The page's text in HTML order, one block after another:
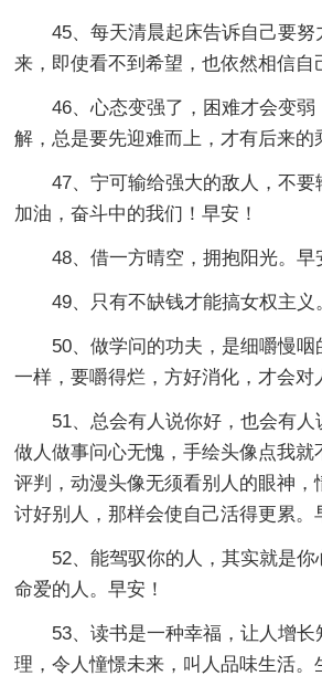
45、每天清晨起床告诉自己要
来，即使看不到希望，也依然相信自
46、心态变强了，困难才会变
解，总是要先迎难而上，才有后来的
47、宁可输给强大的敌人，不要
加油，奋斗中的我们！早安！
48、借一方晴空，拥抱阳光。早
49、只有不缺钱才能搞女权主义
50、做学问的功夫，是细嚼慢咽
一样，要嚼得烂，方好消化，才会对
51、总会有人说你好，也会有
做人做事问心无愧，手绘头像点我就
评判，动漫头像无须看别人的眼神，
讨好别人，那样会使自己活得更累。
52、能驾驭你的人，其实就是你
命爱的人。早安！
53、读书是一种幸福，让人增
理，令人憧憬未来，叫人品味生活。